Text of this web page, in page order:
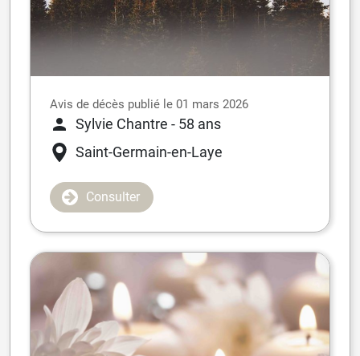
Avis de décès publié le 01 mars 2026
Sylvie Chantre - 58 ans
Saint-Germain-en-Laye
Consulter